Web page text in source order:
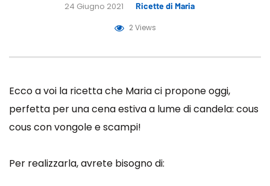
24 Giugno 2021 Ricette di Maria
2 Views
Ecco a voi la ricetta che Maria ci propone oggi,
perfetta per una cena estiva a lume di candela: cous
cous con vongole e scampi!
Per realizzarla, avrete bisogno di: